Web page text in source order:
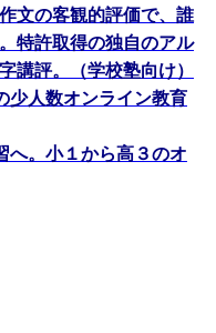
文の客観的評価で、誰
特許取得の独自のアル
講評。（学校塾向け）
少人数オンライン教育
へ。小１から高３のオ